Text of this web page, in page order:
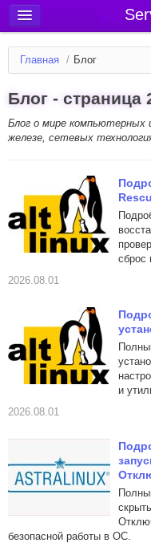
Добавить сервер
Мониторинг серверов
Новости
Блог
Вход в аккаунт
Главная / Блог
Блог - страница
Блог о мире компьютерных
железе, сетевых
сброс
2026.08.01
и
2026.08.01
безопасной работы в ОС.